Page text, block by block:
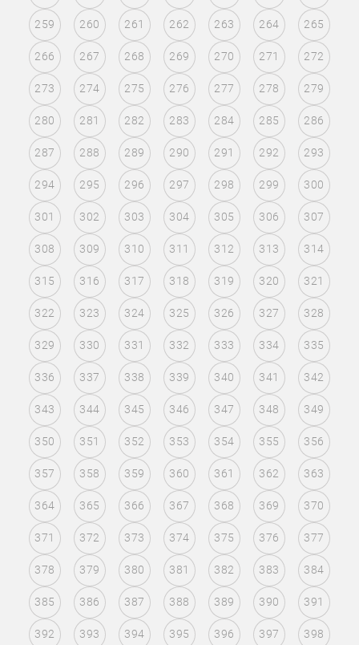
259 260 261 262 263 264 265
266 267 268 269 270 271 272
273 274 275 276 277 278 279
280 281 282 283 284 285 286
287 288 289 290 291 292 293
294 295 296 297 298 299 300
301 302 303 304 305 306 307
308 309 310 311 312 313 314
315 316 317 318 319 320 321
322 323 324 325 326 327 328
329 330 331 332 333 334 335
336 337 338 339 340 341 342
343 344 345 346 347 348 349
350 351 352 353 354 355 356
357 358 359 360 361 362 363
364 365 366 367 368 369 370
371 372 373 374 375 376 377
378 379 380 381 382 383 384
385 386 387 388 389 390 391
392 393 394 395 396 397 398